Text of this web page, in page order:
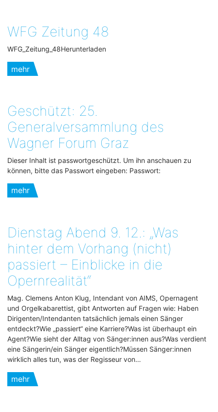
WFG Zeitung 48
WFG_Zeitung_48Herunterladen
mehr
Geschützt: 25.
Generalversammlung des
Wagner Forum Graz
Dieser Inhalt ist passwortgeschützt. Um ihn anschauen zu
können, bitte das Passwort eingeben: Passwort:
mehr
Dienstag Abend 9. 12.: „Was
hinter dem Vorhang (nicht)
passiert – Einblicke in die
Opernrealität“
Mag. Clemens Anton Klug, Intendant von AIMS, Opernagent
und Orgelkabarettist, gibt Antworten auf Fragen wie: Haben
Dirigenten/Intendanten tatsächlich jemals einen Sänger
entdeckt?Wie „passiert“ eine Karriere?Was ist überhaupt ein
Agent?Wie sieht der Alltag von Sänger:innen aus?Was verdient
eine Sängerin/ein Sänger eigentlich?Müssen Sänger:innen
wirklich alles tun, was der Regisseur von…
mehr